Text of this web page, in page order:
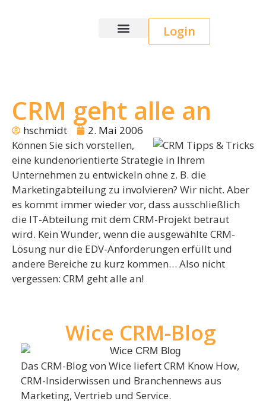
Login
CRM geht alle an
hschmidt
2. Mai 2006
Können Sie sich vorstellen,
eine kundenorientierte Strategie in Ihrem
Unternehmen zu entwickeln ohne z. B. die
Marketingabteilung zu involvieren? Wir nicht. Aber
es kommt immer wieder vor, dass ausschließlich
die IT-Abteilung mit dem CRM-Projekt betraut
wird. Kein Wunder, wenn die ausgewählte CRM-
Lösung nur die EDV-Anforderungen erfüllt und
andere Bereiche zu kurz kommen… Also nicht
vergessen: CRM geht alle an!
Wice CRM-Blog
Das CRM-Blog von Wice liefert CRM Know How,
CRM-Insiderwissen und Branchennews aus
Marketing, Vertrieb und Service.